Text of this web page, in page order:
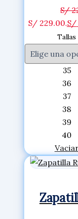
S/
S/ 229.00.S/
Tallas
35
36
37
38
39
40